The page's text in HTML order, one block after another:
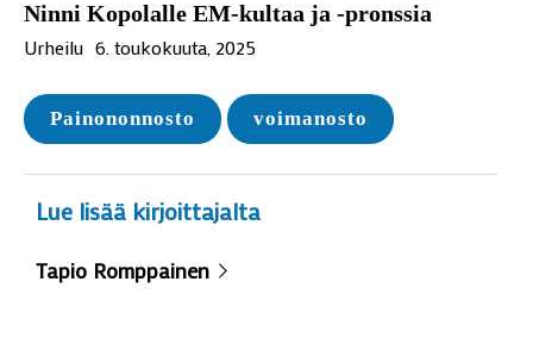
Ninni Kopolalle EM-kultaa ja -pronssia
Urheilu 6. toukokuuta, 2025
Painononnosto voimanosto
Lue lisää kirjoittajalta
Tapio Romppainen